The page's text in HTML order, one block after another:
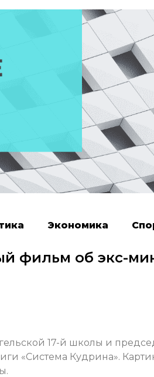
Экономика
фильм об экс-
17-й школы и
«Система Кудрина».